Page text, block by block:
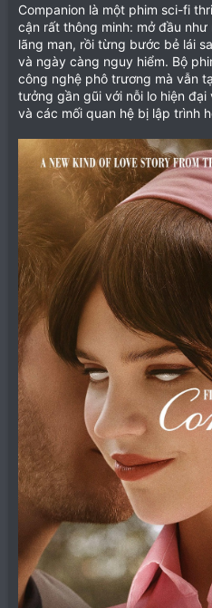
Companion là một phim sci-fi
cận rất thông minh: mở đầu
lãng mạn, rồi từng bước bẻ lái
và ngày càng nguy hiểm. Bộ
công nghệ phô trương mà vẫn
tưởng gần gũi với nỗi lo hiện
và các mối quan hệ bị lập trình